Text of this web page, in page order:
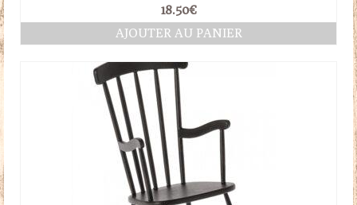
18.50€
AJOUTER AU PANIER